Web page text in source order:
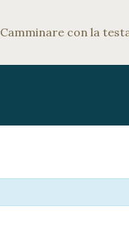
Camminare con la